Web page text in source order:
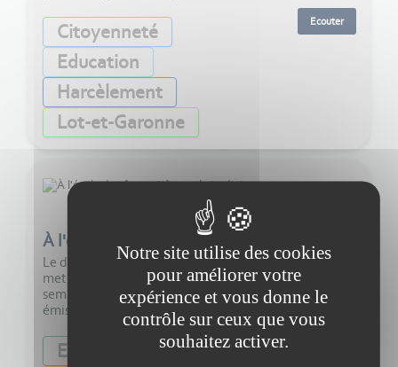
Citoyenneté
Education
Harcèlement
Lot-et-Garonne
Ecouter
35:00
À l'école des ânes - L'âne et le jardinier
Le dernier dimanche de chaque mois, Aurélia Zahedi
met en lumière un portrait dans son paysage. Cette
semaine, nous vous proposons la rediffusion d'une
émission du 30 mai 2021. À chaque renco...
Ecologie
Animaux
Notre site utilise des cookies
pour améliorer votre
expérience et vous donne le
contrôle sur ceux que vous
souhaitez activer.